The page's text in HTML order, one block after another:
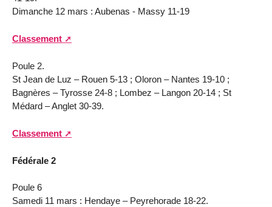
Dimanche 12 mars : Aubenas - Massy 11-19
Classement
Poule 2.
St Jean de Luz – Rouen 5-13 ; Oloron – Nantes 19-10 ;
Bagnères – Tyrosse 24-8 ; Lombez – Langon 20-14 ; St
Médard – Anglet 30-39.
Classement
Fédérale 2
Poule 6
Samedi 11 mars : Hendaye – Peyrehorade 18-22.